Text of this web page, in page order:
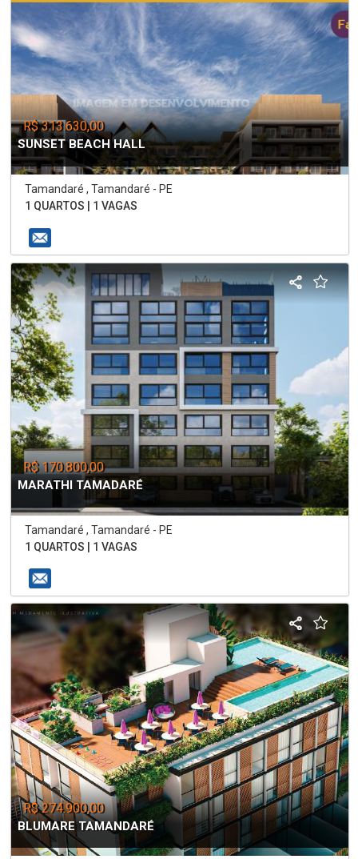
R$ 313.630,00
SUNSET BEACH HALL
Tamandaré , Tamandaré - PE
1 QUARTOS | 1 VAGAS
R$ 170.800,00
MARATHI TAMADARÉ
Tamandaré , Tamandaré - PE
1 QUARTOS | 1 VAGAS
R$ 274.900,00
BLUMARE TAMANDARÉ